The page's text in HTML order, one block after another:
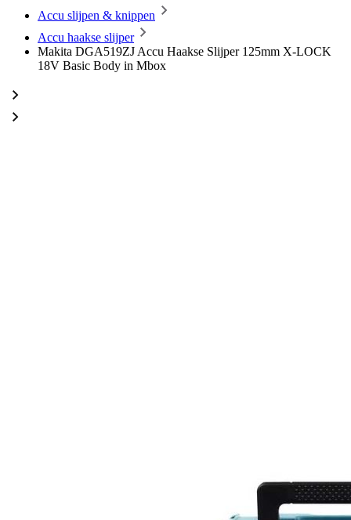
Accu slijpen & knippen
Accu haakse slijper
Makita DGA519ZJ Accu Haakse Slijper 125mm X-LOCK
18V Basic Body in Mbox